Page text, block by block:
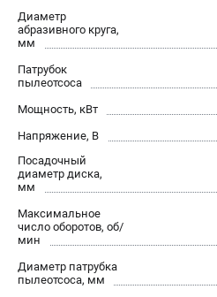
Юридическим лицам
Контакты
Правила обмена и возврата
Способы оплаты
О компании
О бренде
Новости
Программа бонусов
Как нас найти
Пользовательское соглашение
СЕТЕВОЙ ЭЛЕКТРОИНСТРУМЕНТ
Диаметр
абразивного круга,
мм
Патрубок
пылеотсоса
Мощность, кВт
Напряжение, В
Посадочный
диаметр диска,
мм
Максимальное
число оборотов, об/
мин
Диаметр патрубка
пылеотсоса, мм